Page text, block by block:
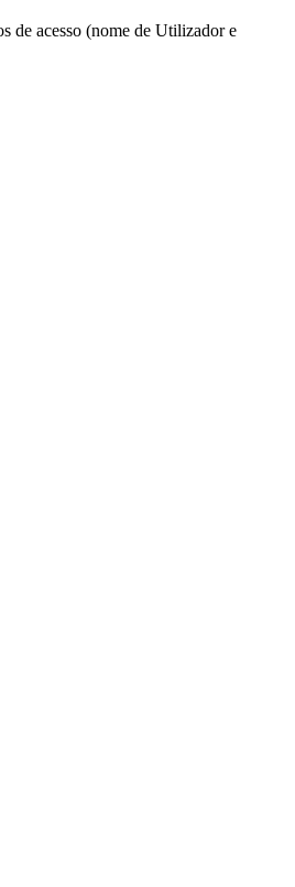
de acesso (nome de Utilizador e